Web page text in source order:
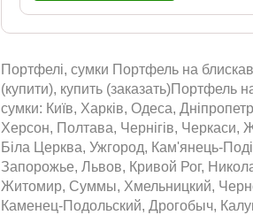
Портфелі, сумки Портфель на
(купити), купить (заказать)Портфель
сумки: Київ, Харків, Одеса,
Херсон, Полтава, Чернігів, Черкаси,
Біла Церква, Ужгород, Кам'янець-
Запорожье, Львов, Кривой Рог,
Житомир, Суммы, Хмельницкий,
Каменец-Подольский, Дрогобыч,